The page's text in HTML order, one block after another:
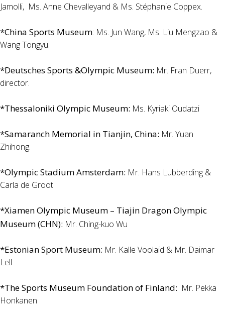
Jamolli, Ms. Anne Chevalleyand & Ms. Stéphanie Coppex.
*China Sports Museum: Ms. Jun Wang, Ms. Liu Mengzao &
Wang Tongyu.
*Deutsches Sports &Olympic Museum: Mr. Fran Duerr,
director.
*Thessaloniki Olympic Museum: Ms. Kyriaki Oudatzi
*Samaranch Memorial in Tianjin, China: Mr. Yuan
Zhihong.
*Olympic Stadium Amsterdam: Mr. Hans Lubberding &
Carla de Groot
*Xiamen Olympic Museum – Tiajin Dragon Olympic
Museum (CHN): Mr. Ching-kuo Wu
*Estonian Sport Museum: Mr. Kalle Voolaid & Mr. Daimar
Lell
*The Sports Museum Foundation of Finland: Mr. Pekka
Honkanen